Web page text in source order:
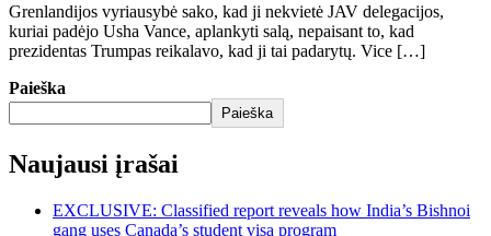
Grenlandijos vyriausybė sako, kad ji nekvietė JAV delegacijos,
kuriai padėjo Usha Vance, aplankyti salą, nepaisant to, kad
prezidentas Trumpas reikalavo, kad ji tai padarytų. Vice […]
Paieška
Paieška
Naujausi įrašai
EXCLUSIVE: Classified report reveals how India’s Bishnoi
gang uses Canada’s student visa program